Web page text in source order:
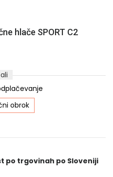
hlače SPORT C2
ali
obrok
po trgovinah po Sloveniji